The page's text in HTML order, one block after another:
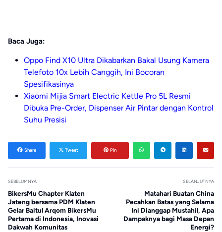
Baca Juga:
Oppo Find X10 Ultra Dikabarkan Bakal Usung Kamera
Telefoto 10x Lebih Canggih, Ini Bocoran
Spesifikasinya
Xiaomi Mijia Smart Electric Kettle Pro 5L Resmi
Dibuka Pre-Order, Dispenser Air Pintar dengan Kontrol
Suhu Presisi
Share Tweet Pin
SEBELUMNYA
BikersMu Chapter Klaten
Jateng bersama PDM Klaten
Gelar Baitul Arqom BikersMu
Pertama di Indonesia, Inovasi
Dakwah Komunitas
SELANJUTNYA
Matahari Buatan China
Pecahkan Batas yang Selama
Ini Dianggap Mustahil, Apa
Dampaknya bagi Masa Depan
Energi?